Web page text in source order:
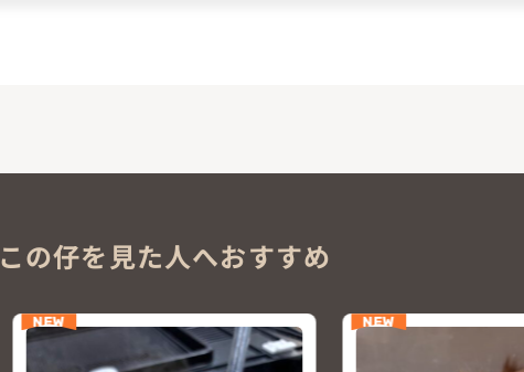
この仔を見た人へおすすめ
NEW NEW